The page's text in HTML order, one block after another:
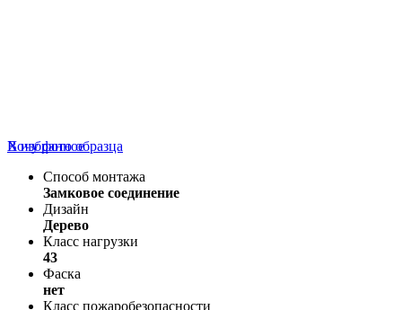
В избранное
Хочу фото образца
Способ монтажа
Замковое соединение
Дизайн
Дерево
Класс нагрузки
43
Фаска
нет
Класс пожаробезопасности